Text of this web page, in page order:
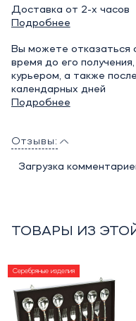
Доставка от 2-х часов
Подробнее
Вы можете отказаться
время до его
курьером, а также
календарных дней
Подробнее
Отзывы:
Загрузка
ТОВАРЫ ИЗ
Серебряные изделия